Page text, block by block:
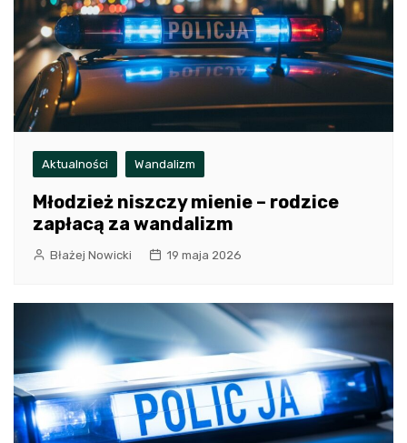
Aktualności Wandalizm
Młodzież niszczy mienie – rodzice
zapłacą za wandalizm
Błażej Nowicki 19 maja 2026